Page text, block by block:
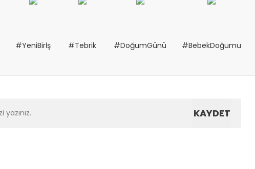
#YeniBirİş #Tebrik #DoğumGünü #BebekDoğumu
KAYDET